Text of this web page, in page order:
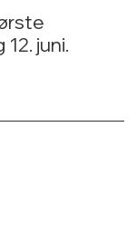
juni.